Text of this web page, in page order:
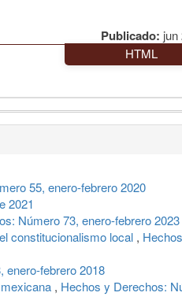
Publicado: jun
HTML
55, enero-febrero 2020
2021
Número 73, enero-febrero 2023
constitucionalismo local ,
enero-febrero 2018
, Hechos y Derechos: